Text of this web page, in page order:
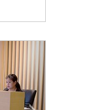
Next2